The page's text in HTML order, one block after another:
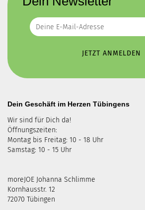
Dein Geschäft im Herzen Tübingens
Wir sind für Dich da!
Öffnungszeiten:
Montag bis Freitag: 10 - 18 Uhr
Samstag: 10 - 15 Uhr
moreJOE Johanna Schlimme
Kornhausstr. 12
72070 Tübingen